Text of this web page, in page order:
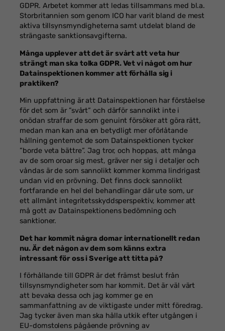
GDPR. Arbetet kommer att ledas tillsammans med bl.a.
Storbritannien som genom ICO har varit bland de mest
aktiva tillsynsmyndigheterna samt utdelat bland de
strängaste sanktionsavgifterna.
Många upplever att det är svårt att veta hur
strängt man ska tolka GDPR. Vet vi något om hur
Datainspektionen kommer att förhålla sig i
praktiken?
Min uppfattning är att Datainspektionen har förståelse
för det som är ”svårt” och därför sannolikt inte i
onödan straffar de som genuint försöker att göra rätt,
medan man kan ana en betydligt mer oförlåtande
hållning gentemot de som Datainspektionen tycker
”borde veta bättre”. Jag tror, och hoppas, att många
av de som oroar sig mest, gräver ner sig i detaljer och
våndas är de som sannolikt kommer komma lindrigast
undan vid en prövning. Det finns dock sannolikt
fortfarande en hel del behandlingar där ute som, ur
ett allmänt integritetsskyddsperspektiv, kommer att
må gott av Datainspektionens bedömning och
sanktioner.
Det har kommit några domar internationellt redan
nu. Är det någon av dem som känns extra
intressant för oss i Sverige att titta på?
I förhållande till GDPR är det främst beslut från
tillsynsmyndigheter som har kommit. Det är väl värt
att bevaka dessa och jag kommer ge en
sammanfattning av de viktigaste under mitt föredrag.
Jag tycker även man ska hålla utkik efter utgången i
EU-domstolens pågående prövning av